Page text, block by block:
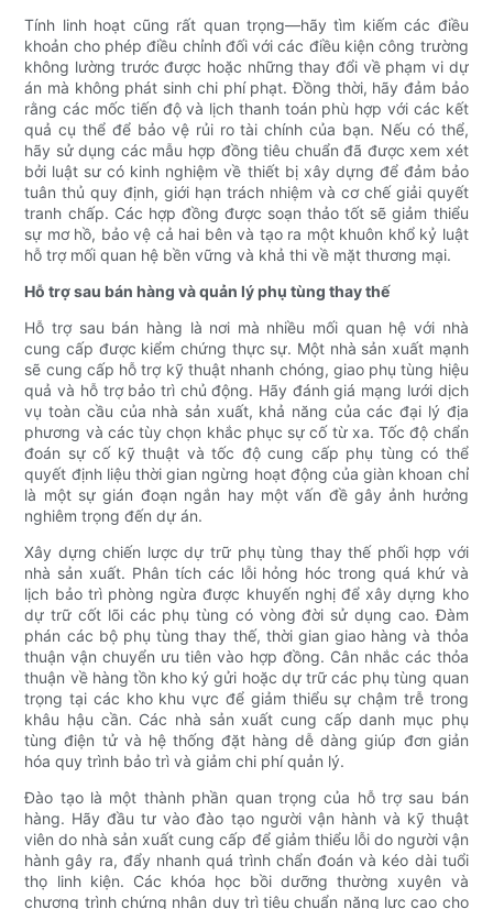
Tính linh hoạt cũng rất quan trọng—hãy tìm kiếm các điều
khoản cho phép điều chỉnh đối với các điều kiện công trường
không lường trước được hoặc những thay đổi về phạm vi dự
án mà không phát sinh chi phí phạt. Đồng thời, hãy đảm bảo
rằng các mốc tiến độ và lịch thanh toán phù hợp với các kết
quả cụ thể để bảo vệ rủi ro tài chính của bạn. Nếu có thể,
hãy sử dụng các mẫu hợp đồng tiêu chuẩn đã được xem xét
bởi luật sư có kinh nghiệm về thiết bị xây dựng để đảm bảo
tuân thủ quy định, giới hạn trách nhiệm và cơ chế giải quyết
tranh chấp. Các hợp đồng được soạn thảo tốt sẽ giảm thiểu
sự mơ hồ, bảo vệ cả hai bên và tạo ra một khuôn khổ kỷ luật
hỗ trợ mối quan hệ bền vững và khả thi về mặt thương mại.
Hỗ trợ sau bán hàng và quản lý phụ tùng thay thế
Hỗ trợ sau bán hàng là nơi mà nhiều mối quan hệ với nhà
cung cấp được kiểm chứng thực sự. Một nhà sản xuất mạnh
sẽ cung cấp hỗ trợ kỹ thuật nhanh chóng, giao phụ tùng hiệu
quả và hỗ trợ bảo trì chủ động. Hãy đánh giá mạng lưới dịch
vụ toàn cầu của nhà sản xuất, khả năng của các đại lý địa
phương và các tùy chọn khắc phục sự cố từ xa. Tốc độ chẩn
đoán sự cố kỹ thuật và tốc độ cung cấp phụ tùng có thể
quyết định liệu thời gian ngừng hoạt động của giàn khoan chỉ
là một sự gián đoạn ngắn hay một vấn đề gây ảnh hưởng
nghiêm trọng đến dự án.
Xây dựng chiến lược dự trữ phụ tùng thay thế phối hợp với
nhà sản xuất. Phân tích các lỗi hỏng hóc trong quá khứ và
lịch bảo trì phòng ngừa được khuyến nghị để xây dựng kho
dự trữ cốt lõi các phụ tùng có vòng đời sử dụng cao. Đàm
phán các bộ phụ tùng thay thế, thời gian giao hàng và thỏa
thuận vận chuyển ưu tiên vào hợp đồng. Cân nhắc các thỏa
thuận về hàng tồn kho ký gửi hoặc dự trữ các phụ tùng quan
trọng tại các kho khu vực để giảm thiểu sự chậm trễ trong
khâu hậu cần. Các nhà sản xuất cung cấp danh mục phụ
tùng điện tử và hệ thống đặt hàng dễ dàng giúp đơn giản
hóa quy trình bảo trì và giảm chi phí quản lý.
Đào tạo là một thành phần quan trọng của hỗ trợ sau bán
hàng. Hãy đầu tư vào đào tạo người vận hành và kỹ thuật
viên do nhà sản xuất cung cấp để giảm thiểu lỗi do người vận
hành gây ra, đẩy nhanh quá trình chẩn đoán và kéo dài tuổi
thọ linh kiện. Các khóa học bồi dưỡng thường xuyên và
chương trình chứng nhận duy trì tiêu chuẩn năng lực cao cho